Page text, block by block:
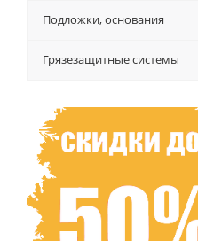
Подложки, основания
Грязезащитные системы